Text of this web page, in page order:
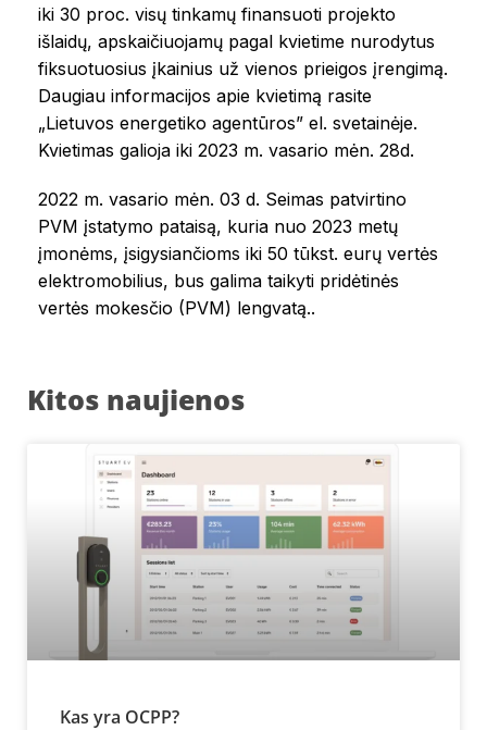
iki 30 proc. visų tinkamų finansuoti projekto
išlaidų, apskaičiuojamų pagal kvietime nurodytus
fiksuotuosius įkainius už vienos prieigos įrengimą.
Daugiau informacijos apie kvietimą rasite
„Lietuvos energetiko agentūros” el. svetainėje.
Kvietimas galioja iki 2023 m. vasario mėn. 28d.
2022 m. vasario mėn. 03 d. Seimas patvirtino
PVM įstatymo pataisą, kuria nuo 2023 metų
įmonėms, įsigysiančioms iki 50 tūkst. eurų vertės
elektromobilius, bus galima taikyti pridėtinės
vertės mokesčio (PVM) lengvatą..
Kitos naujienos
Kas yra OCPP?